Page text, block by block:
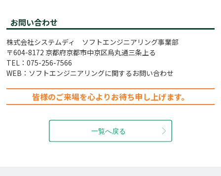
お問い合わせ
株式会社システムディ ソフトエンジニアリング事業部
〒604-8172 京都府京都市中京区烏丸通三条上る
TEL：075-256-7566
WEB： ソフトエンジニアリングに関するお問い合わせ
皆様のご来場を心よりお待ち申し上げます。